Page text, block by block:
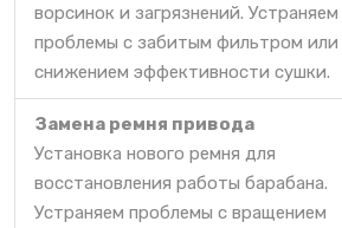
ворсинок и загрязнений. Устраняем
проблемы с забитым фильтром или
снижением эффективности сушки.
Замена ремня привода
Установка нового ремня для
восстановления работы барабана.
Устраняем проблемы с вращением